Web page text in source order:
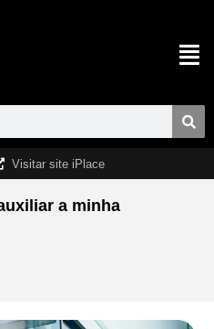
Visitar site iPlace
a minha